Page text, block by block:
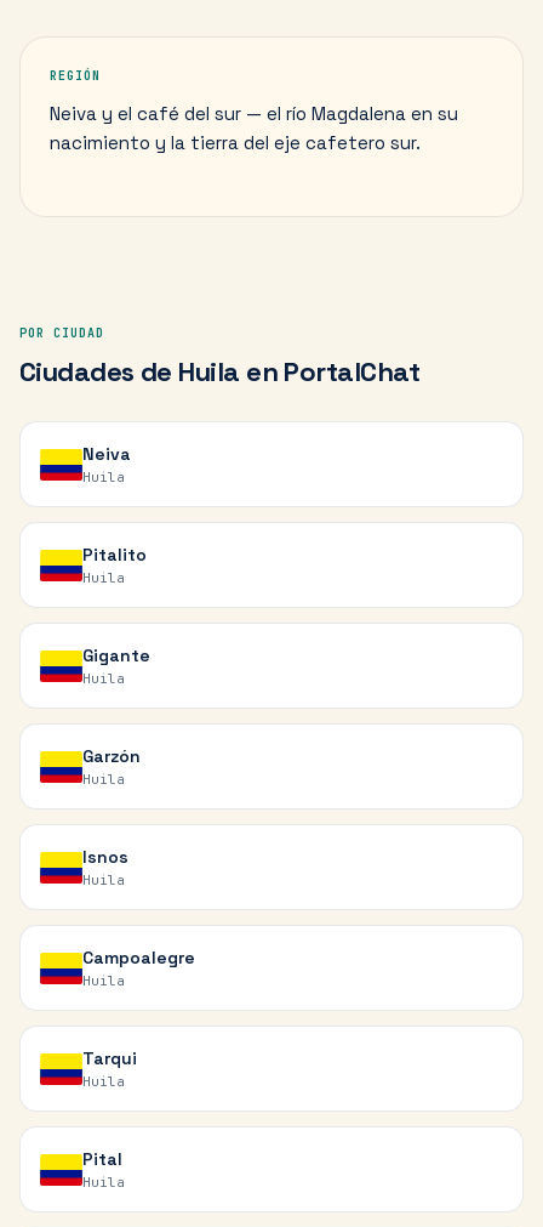
REGIÓN
Neiva y el café del sur — el río Magdalena en su
nacimiento y la tierra del eje cafetero sur.
POR CIUDAD
Ciudades de Huila en PortalChat
Neiva
Huila
Pitalito
Huila
Gigante
Huila
Garzón
Huila
Isnos
Huila
Campoalegre
Huila
Tarqui
Huila
Pital
Huila